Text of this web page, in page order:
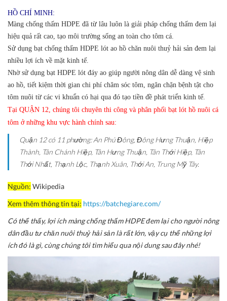
HỒ CHÍ MINH:
Màng chống thấm HDPE đã từ lâu luôn là giải pháp chống thấm đem lại
hiệu quả rất cao, tạo môi trường sống an toàn cho tôm cá.
Sử dụng bạt chống thấm HDPE lót ao hồ chăn nuôi thuỷ hải sản đem lại
nhiều lợi ích về mặt kinh tế.
Nhờ sử dụng bạt HDPE lót đáy ao giúp người nông dân dễ dàng vệ sinh
ao hồ, tiết kiệm thời gian chi phí chăm sóc tôm, ngăn chặn bệnh tật cho
tôm nuôi từ các vi khuẩn có hại qua đó tạo tiền đề phát triển kinh tế.
Tại QUẬN 12, chúng tôi chuyên thi công và phân phối bạt lót hồ nuôi cá
tôm ở những khu vực hành chính sau:
Quận 12 có 11 phường: An Phú Đông, Đông Hưng Thuận, Hiệp
Thành, Tân Chánh Hiệp, Tân Hưng Thuận, Tân Thới Hiệp, Tân
Thới Nhất, Thạnh Lộc, Thạnh Xuân, Thới An, Trung Mỹ Tây.
Nguồn: Wikipedia
Xem thêm thông tin tại: https://batchegiare.com/
Có thể thấy, lợi ích màng chống thấm HDPE đem lại cho người nông
dân đầu tư chăn nuôi thuỷ hải sản là rất lớn, vậy cụ thể những lợi
ích đó là gì, cùng chúng tôi tìm hiểu qua nội dung sau đây nhé!